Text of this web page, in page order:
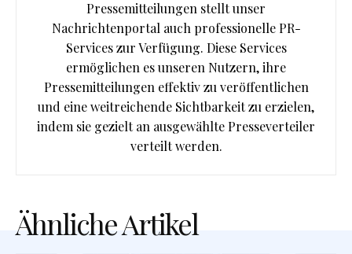
Pressemitteilungen stellt unser
Nachrichtenportal auch professionelle PR-
Services zur Verfügung. Diese Services
ermöglichen es unseren Nutzern, ihre
Pressemitteilungen effektiv zu veröffentlichen
und eine weitreichende Sichtbarkeit zu erzielen,
indem sie gezielt an ausgewählte Presseverteiler
verteilt werden.
Ähnliche Artikel